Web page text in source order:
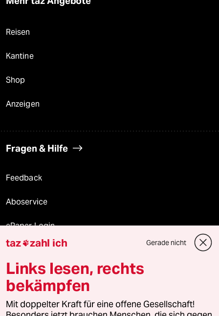
Reisen
Kantine
Shop
Anzeigen
Fragen & Hilfe
Feedback
Aboservice
ePaper Login
Downloads für Abonnierende
© 2026 taz Verlags und Vertriebs GmbH
Alle Rechte vorbehalten. Bei rechtlichen Fragen oder für Genehmigungen
wenden Sie sich bitte an lizenzen@taz.de
taz zahl ich Gerade nicht
Links lesen, rechts
bekämpfen
Mit doppelter Kraft für eine offene Gesellschaft!